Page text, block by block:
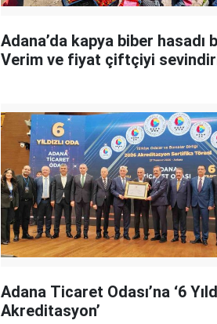
Adana’da kapya biber hasadı
Verim ve fiyat çiftçiyi
Adana Ticaret Odası’na ‘6
Akreditasyon’